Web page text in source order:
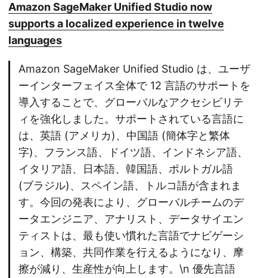
Amazon SageMaker Unified Studio now
supports a localized experience in twelve
languages
Amazon SageMaker Unified Studio は、ユーザ
ーインターフェイス全体で 12 言語のサポートを
導入することで、グローバルなアクセシビリテ
ィを強化しました。サポートされている言語に
は、英語 (アメリカ)、中国語 (簡体字と繁体
字)、フランス語、ドイツ語、インドネシア語、
イタリア語、日本語、韓国語、ポルトガル語
(ブラジル)、スペイン語、トルコ語が含まれま
す。今回の発表により、グローバルチームのデ
ータエンジニア、アナリスト、データサイエン
ティストは、最も使い慣れた言語でナビゲーシ
ョン、構築、共同作業を行えるようになり、摩
擦が減り、生産性が向上します。\n 優先言語